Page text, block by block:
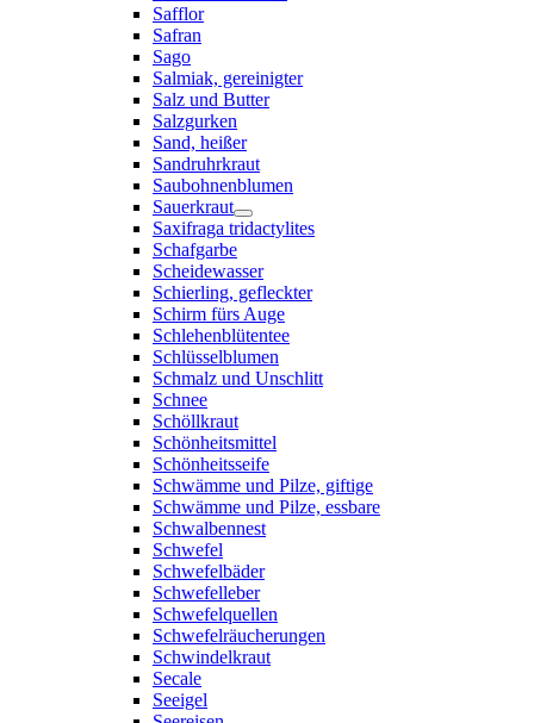
Safflor
Safran
Sago
Salmiak, gereinigter
Salz und Butter
Salzgurken
Sand, heißer
Sandruhrkraut
Saubohnenblumen
Sauerkraut
Saxifraga tridactylites
Schafgarbe
Scheidewasser
Schierling, gefleckter
Schirm fürs Auge
Schlehenblütentee
Schlüsselblumen
Schmalz und Unschlitt
Schnee
Schöllkraut
Schönheitsmittel
Schönheitsseife
Schwämme und Pilze, giftige
Schwämme und Pilze, essbare
Schwalbennest
Schwefel
Schwefelbäder
Schwefelleber
Schwefelquellen
Schwefelräucherungen
Schwindelkraut
Secale
Seeigel